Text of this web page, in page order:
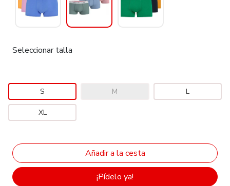
Seleccionar talla
S M L
XL
¡Pídelo ya!